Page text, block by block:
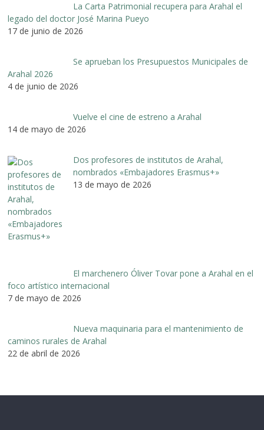
La Carta Patrimonial recupera para Arahal el
legado del doctor José Marina Pueyo
17 de junio de 2026
Se aprueban los Presupuestos Municipales de
Arahal 2026
4 de junio de 2026
Vuelve el cine de estreno a Arahal
14 de mayo de 2026
Dos profesores de institutos de Arahal,
nombrados «Embajadores Erasmus+»
13 de mayo de 2026
El marchenero Óliver Tovar pone a Arahal en el
foco artístico internacional
7 de mayo de 2026
Nueva maquinaria para el mantenimiento de
caminos rurales de Arahal
22 de abril de 2026